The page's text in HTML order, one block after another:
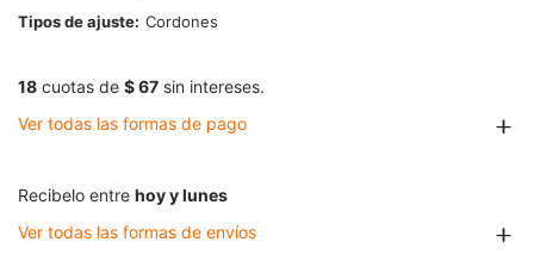
Tipos de ajuste Cordones
18 cuotas de $ 67 sin intereses.
Ver todas las formas de pago
Recibelo entre hoy y lunes
Ver todas las formas de envíos